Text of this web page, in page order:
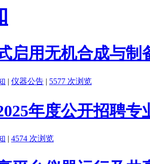
启用无机合成与制
| 仪器公告 | 5577 次浏览
年度公开招聘
| 4574 次浏览